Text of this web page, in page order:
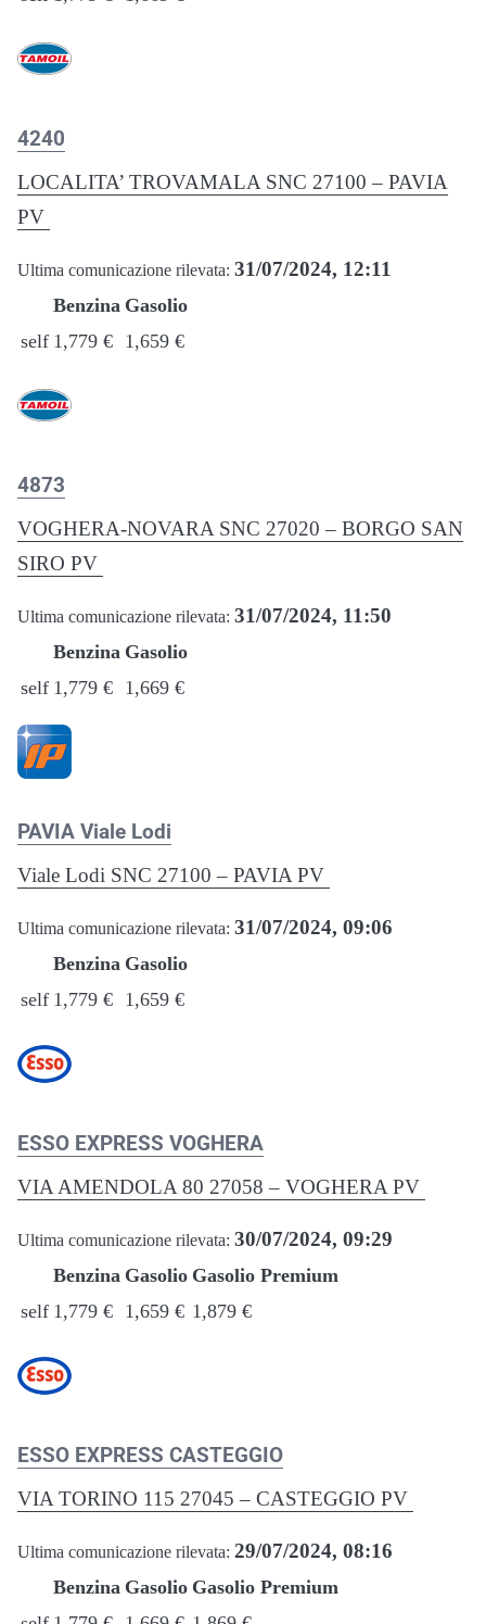
4240
LOCALITA’ TROVAMALA SNC 27100 – PAVIA
PV
Ultima comunicazione rilevata: 31/07/2024, 12:11
Benzina Gasolio
self 1,779 € 1,659 €
4873
VOGHERA-NOVARA SNC 27020 – BORGO SAN
SIRO PV
Ultima comunicazione rilevata: 31/07/2024, 11:50
Benzina Gasolio
self 1,779 € 1,669 €
PAVIA Viale Lodi
Viale Lodi SNC 27100 – PAVIA PV
Ultima comunicazione rilevata: 31/07/2024, 09:06
Benzina Gasolio
self 1,779 € 1,659 €
ESSO EXPRESS VOGHERA
VIA AMENDOLA 80 27058 – VOGHERA PV
Ultima comunicazione rilevata: 30/07/2024, 09:29
Benzina Gasolio Gasolio Premium
self 1,779 € 1,659 € 1,879 €
ESSO EXPRESS CASTEGGIO
VIA TORINO 115 27045 – CASTEGGIO PV
Ultima comunicazione rilevata: 29/07/2024, 08:16
Benzina Gasolio Gasolio Premium